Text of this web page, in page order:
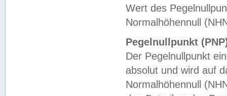
Wert des
Normalhöhennull
Pegelnullpunkt
Der Pegelnullpunkt
absolut und wird auf
Normalhöhennull